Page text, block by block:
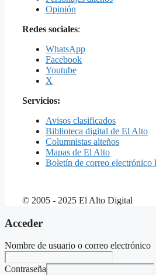
Opinión
Redes sociales:
WhatsApp
Facebook
Youtube
X
Servicios:
Avisos clasificados
Biblioteca digital de El Alto
Columnistas alteños
Mapas de El Alto
Boletín de correo
© 2005 - 2025 El Alto Digital
Acceder
Nombre de usuario o correo electrónico
Contraseña